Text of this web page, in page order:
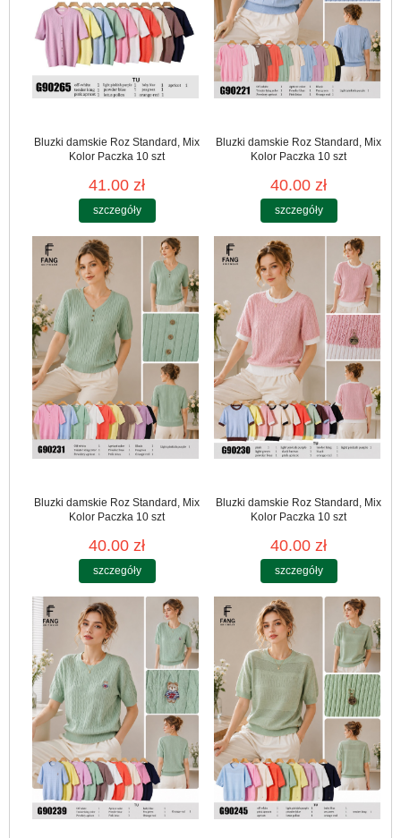
Bluzki damskie Roz Standard, Mix
Kolor Paczka 10 szt
41.00 zł
szczegóły
Bluzki damskie Roz Standard, Mix
Kolor Paczka 10 szt
40.00 zł
szczegóły
Bluzki damskie Roz Standard, Mix
Kolor Paczka 10 szt
40.00 zł
szczegóły
Bluzki damskie Roz Standard, Mix
Kolor Paczka 10 szt
40.00 zł
szczegóły